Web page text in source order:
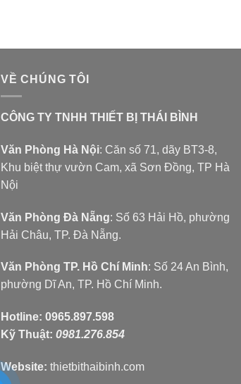
VỀ CHÚNG TÔI
CÔNG TY TNHH THIẾT BỊ THÁI BÌNH
Văn Phòng Hà Nội: Căn số 71, dãy BT3-8,
Khu biệt thự vườn Cam, xã Sơn Đồng, TP Hà
Nội
Văn Phòng Đà Nẵng: Số 63 Hải Hồ, phường
Hải Châu, TP. Đà Nẵng.
Văn Phòng TP. Hồ Chí Minh: Số 24 An Bình,
phường Dĩ An, TP. Hồ Chí Minh.
Hotline: 0965.897.598
Kỹ Thuật: 0981.276.854
Website: thietbithaibinh.com